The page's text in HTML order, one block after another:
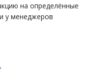
на определённые
у менеджеров